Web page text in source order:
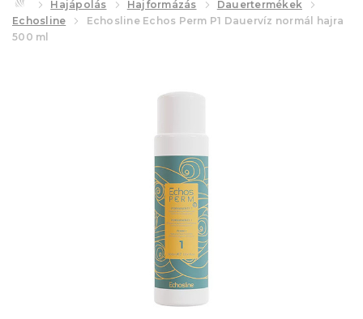
Hajápolás Hajformázás
Dauertermékek
Echosline
Echosline Echos Perm P1 Dauervíz normál hajra
500 ml